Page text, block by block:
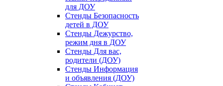
для ДОУ
Стенды Безопасность
детей в ДОУ
Стенды Дежурство,
режим дня в ДОУ
Стенды Для вас,
родители (ДОУ)
Стенды Информация
и объявления (ДОУ)